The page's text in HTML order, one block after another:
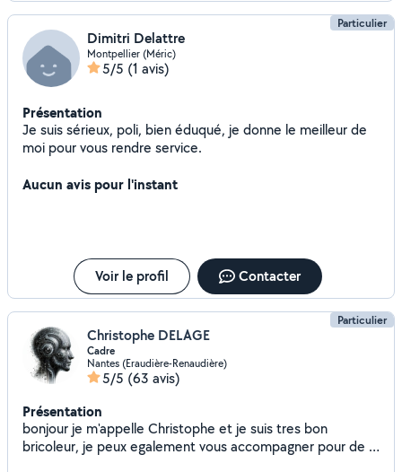
Particulier
Dimitri Delattre
Montpellier (Méric)
5/5 (1 avis)
Présentation
Je suis sérieux, poli, bien éduqué, je donne le meilleur de
moi pour vous rendre service.
Aucun avis pour l'instant
Voir le profil Contacter
Particulier
Christophe DELAGE
Cadre
Nantes (Eraudière-Renaudière)
5/5 (63 avis)
Présentation
bonjour je m'appelle Christophe et je suis tres bon
bricoleur, je peux egalement vous accompagner pour de la